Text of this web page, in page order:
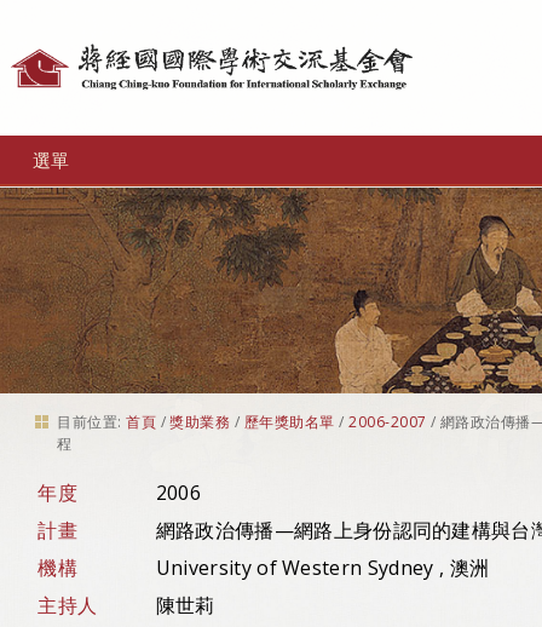
選單
目前位置: 首頁 /獎助業務 / 歷年獎助名單 /2006-2007 / 網路政治傳播
程
年度
2006
計畫
網路政治傳播—網路上身份認同的建構與台
機構
University of Western Sydney , 澳洲
主持人
陳世莉